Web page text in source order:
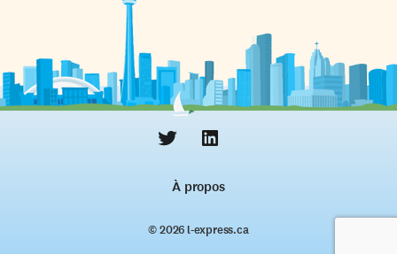
À propos
© 2026 l‑express.ca